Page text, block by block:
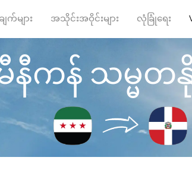
က်များ အသိုင်းအဝိုင်းများ လုံခြုံရေး
နီကန် သမ္မတ